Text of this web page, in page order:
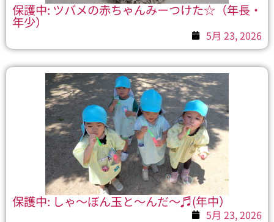
保護中: ツバメの赤ちゃんみーつけた☆（年長・
年少）
5月 23, 2026
保護中: しゃ～ぼん玉と～んだ～♬(年中）
5月 23, 2026